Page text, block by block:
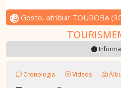
Gosto, atribuir TOUROBA(
Cronologia Vídeos